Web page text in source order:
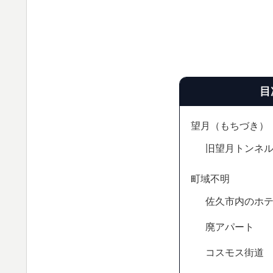
望月（もちづき）
旧望月トンネル
町域不明
佐久市内のホ
廃アパート
コスモス街道